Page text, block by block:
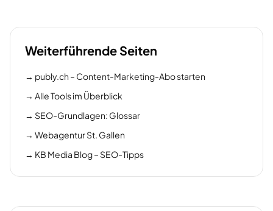
Weiterführende Seiten
→ publy.ch – Content-Marketing-Abo starten
→ Alle Tools im Überblick
→ SEO-Grundlagen: Glossar
→ Webagentur St. Gallen
→ KB Media Blog – SEO-Tipps